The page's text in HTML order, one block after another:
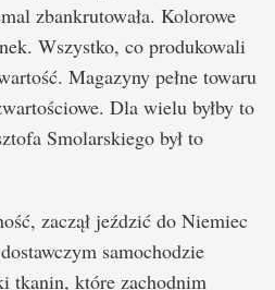
zbankrutowała. Kolorowe
Wszystko, co produkowali
Magazyny pełne towaru
Dla wielu byłby to
Smolarskiego był to
zaczął jeździć do Niemiec
samochodzie
tkanin, które zachodnim